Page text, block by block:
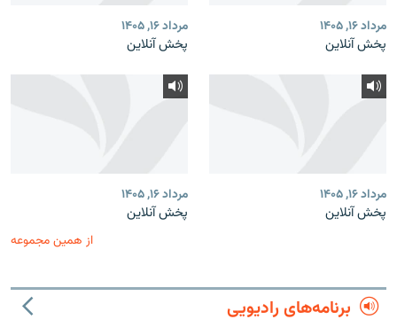
مرداد ۱۶, ۱۴۰۵
پخش آنلاین
مرداد ۱۶, ۱۴۰۵
پخش آنلاین
مرداد ۱۶, ۱۴۰۵
پخش آنلاین
مرداد ۱۶, ۱۴۰۵
پخش آنلاین
از همین مجموعه
برنامه‌های رادیویی